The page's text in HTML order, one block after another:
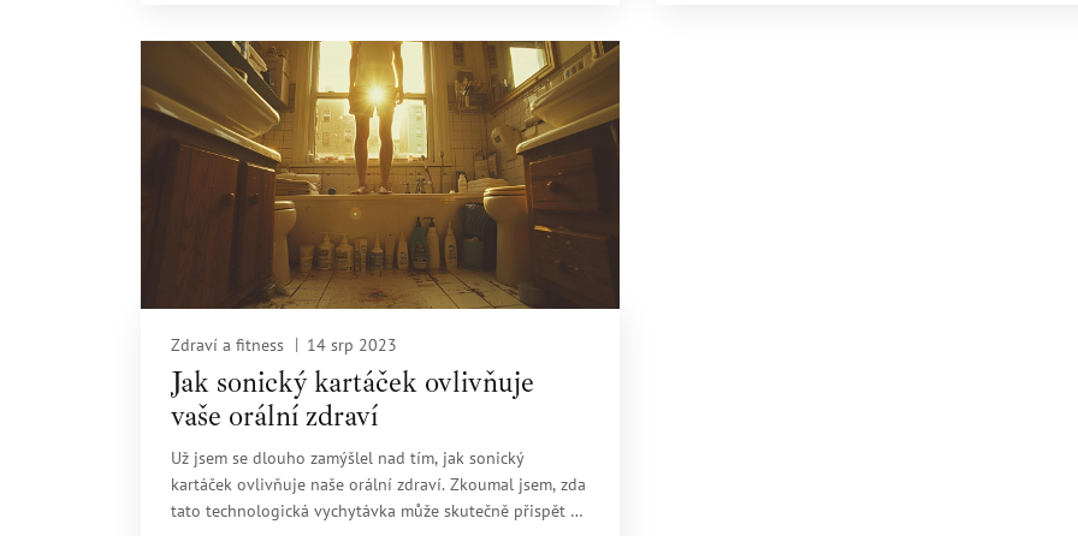
se, jak si správně pečovat o své zuby přírodní cestou.
Zdraví a fitness 14 srp 2023
Jak sonický kartáček ovlivňuje
vaše orální zdraví
Už jsem se dlouho zamýšlel nad tím, jak sonický
kartáček ovlivňuje naše orální zdraví. Zkoumal jsem, zda
tato technologická vychytávka může skutečně přispět k